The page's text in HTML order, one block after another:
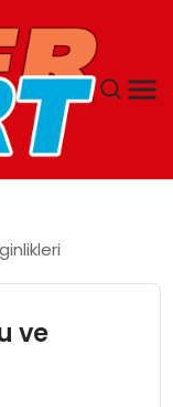
ve